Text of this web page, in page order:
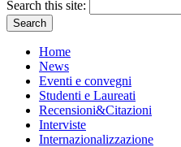
Search this site:
Home
News
Eventi e convegni
Studenti e Laureati
Recensioni&Citazioni
Interviste
Internazionalizzazione